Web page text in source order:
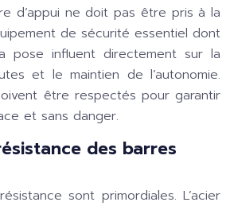
d’appui ne doit pas être pris à la
de sécurité essentiel dont
pose influent directement sur la
et le maintien de l’autonomie.
être respectés pour garantir
et sans danger.
des barres
sont primordiales. L’acier